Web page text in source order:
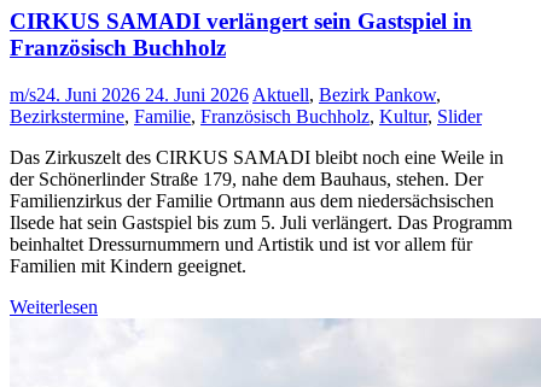
CIRKUS SAMADI verlängert sein Gastspiel in
Französisch Buchholz
m/s24. Juni 2026 24. Juni 2026 Aktuell, Bezirk Pankow,
Bezirkstermine, Familie, Französisch Buchholz, Kultur, Slider
Das Zirkuszelt des CIRKUS SAMADI bleibt noch eine Weile in
der Schönerlinder Straße 179, nahe dem Bauhaus, stehen. Der
Familienzirkus der Familie Ortmann aus dem niedersächsischen
Ilsede hat sein Gastspiel bis zum 5. Juli verlängert. Das Programm
beinhaltet Dressurnummern und Artistik und ist vor allem für
Familien mit Kindern geeignet.
Weiterlesen